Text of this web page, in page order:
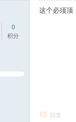
0
积分
这个必须顶
回复